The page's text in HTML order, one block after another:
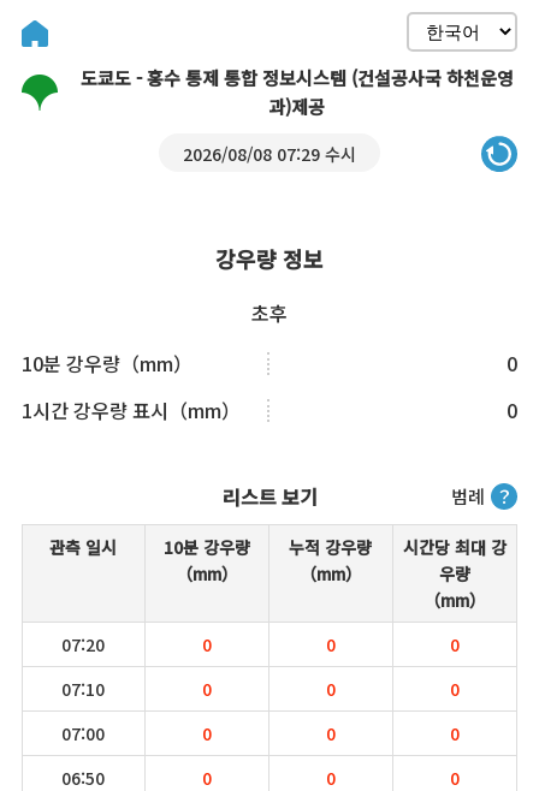
도쿄도 - 홍수 통제 통합 정보시스템 (건설공사국 하천운영
과)제공
2026/08/08 07:29 수시
강우량 정보
초후
10분 강우량（mm）
0
1시간 강우량 표시（mm）
0
범례 ？
리스트 보기
관측 일시
10분 강우량
（mm）
누적 강우량
（mm）
시간당 최대 강
우량
（mm）
07:20
0 0
0
07:10
0 0
0
07:00
0 0
0
06:50
0 0
0